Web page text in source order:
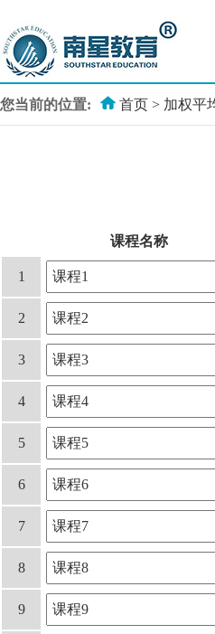
您当前的位置: 首页 > 加权平
课程名称
1
2
3
4
5
6
7
8
9